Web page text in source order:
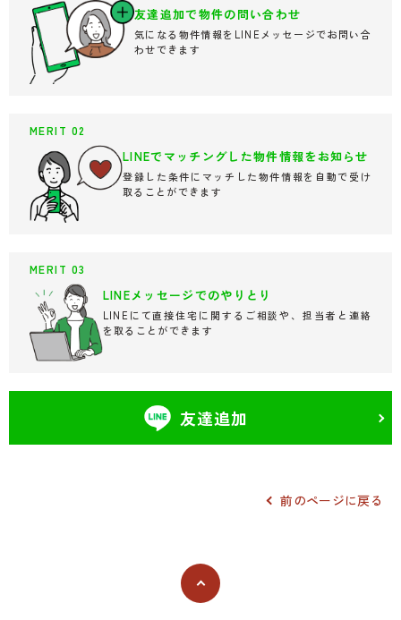
友達追加で物件の問い合わせ
気になる物件情報をLINEメッセージでお問い合
わせできます
MERIT 02
LINEでマッチングした物件情報をお知らせ
登録した条件にマッチした物件情報を自動で受け
取ることができます
MERIT 03
LINEメッセージでのやりとり
LINEにて直接住宅に関するご相談や、担当者と連絡
を取ることができます
友達追加
前のページに戻る